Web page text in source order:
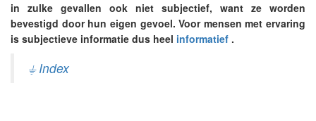
in zulke gevallen ook niet subjectief, want ze worden
bevestigd door hun eigen gevoel. Voor mensen met ervaring
is subjectieve informatie dus heel informatief .
⏚ Index